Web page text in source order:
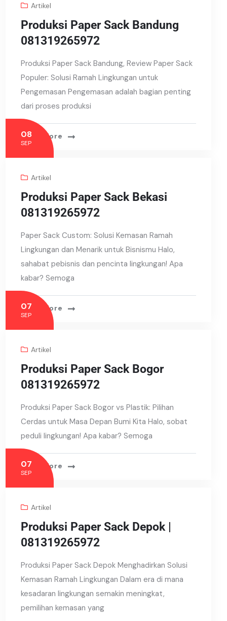
Artikel
Produksi Paper Sack Bandung
081319265972
Produksi Paper Sack Bandung, Review Paper Sack
Populer: Solusi Ramah Lingkungan untuk
Pengemasan Pengemasan adalah bagian penting
dari proses produksi
Read More
08
SEP
Artikel
Produksi Paper Sack Bekasi
081319265972
Paper Sack Custom: Solusi Kemasan Ramah
Lingkungan dan Menarik untuk Bisnismu Halo,
sahabat pebisnis dan pencinta lingkungan! Apa
kabar? Semoga
Read More
07
SEP
Artikel
Produksi Paper Sack Bogor
081319265972
Produksi Paper Sack Bogor vs Plastik: Pilihan
Cerdas untuk Masa Depan Bumi Kita Halo, sobat
peduli lingkungan! Apa kabar? Semoga
Read More
07
SEP
Artikel
Produksi Paper Sack Depok |
081319265972
Produksi Paper Sack Depok Menghadirkan Solusi
Kemasan Ramah Lingkungan Dalam era di mana
kesadaran lingkungan semakin meningkat,
pemilihan kemasan yang